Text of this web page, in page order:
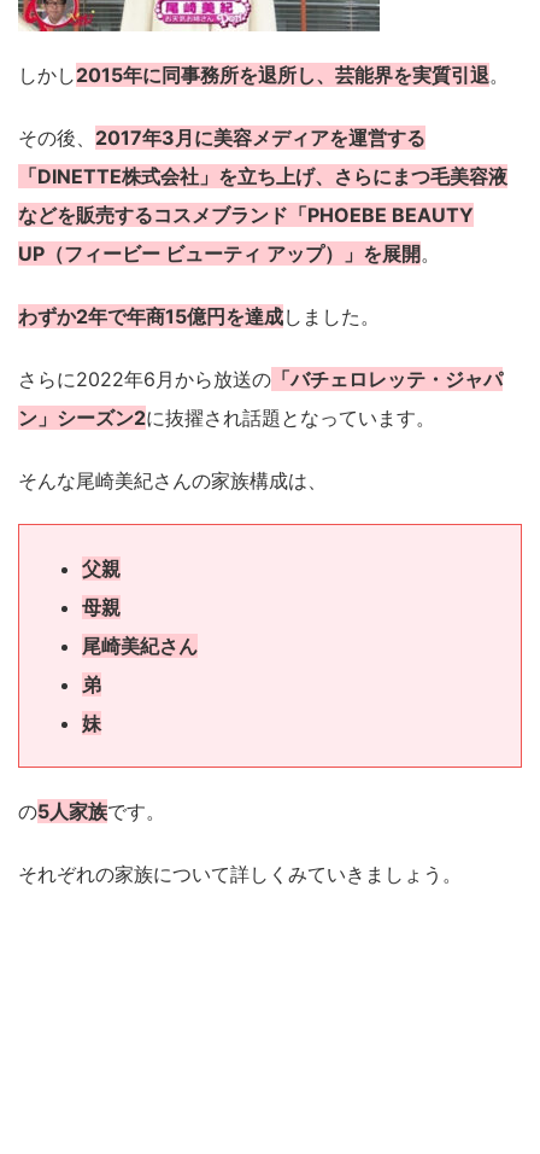
しかし2015年に同事務所を退所し、芸能界を実質引退。
その後、 2017年3月に美容メディアを運営する
「DINETTE株式会社」を立ち上げ、さらにまつ毛美容液
などを販売するコスメブランド「PHOEBE BEAUTY
UP（フィービー ビューティ アップ）」を展開。
わずか2年で年商15億円を達成しました。
さらに2022年6月から放送の 「バチェロレッテ・ジャパ
ン」シーズン2に抜擢され話題となっています。
そんな尾崎美紀さんの家族構成は、
父親
母親
尾崎美紀さん
弟
妹
の5人家族です。
それぞれの家族について詳しくみていきましょう。